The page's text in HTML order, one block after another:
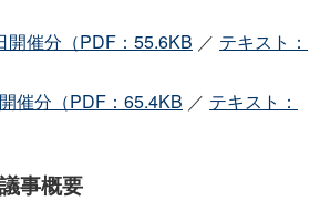
開催分（PDF：55.6KB ／ テキスト：
催分（PDF：65.4KB ／ テキスト：
事概要